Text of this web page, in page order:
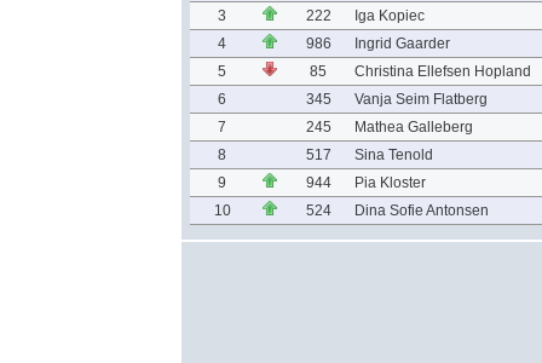
3
222
Iga Kopiec
4
986
Ingrid Gaarder
5
85
Christina Ellefsen Hopland
6
345
Vanja Seim Flatberg
7
245
Mathea Galleberg
8
517
Sina Tenold
9
944
Pia Kloster
10
524 Dina Sofie Antonsen